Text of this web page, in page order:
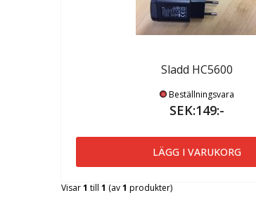
Sladd HC5600
Beställningsvara
SEK:149:-
LÄGG I VARUKORG
Visar1 till 1 (av1 produkter)